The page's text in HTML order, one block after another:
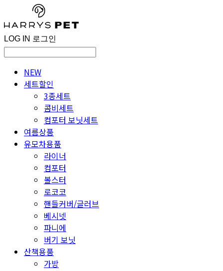
LOG IN 로그인
NEW
세트할인
3종세트
콤비세트
컴포터 보닛세트
여름상품
유모차용품
라이너
컴포터
볼스터
로코코
핸들커버/글러브
베시넷
파니에
버기 보닛
산책용품
가방